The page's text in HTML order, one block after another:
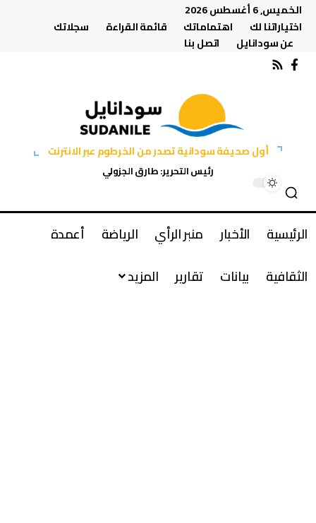
الخميس, 6 أغسطس 2026
اختياراتنا لك
اهتماماتك قائمة القراءة
سجلاتك
عن سودانايل
اتصل بنا
أول صحيفة سودانية تصدر من الخرطوم عبر الانترنت
رئيس التحرير: طارق الجزولي
الرئيسية الأخبار منبر الرأي الرياضة
أعمدة
الثقافية
بيانات تقارير المزيد